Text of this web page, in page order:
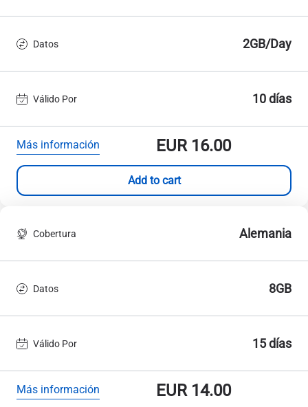
Datos 2GB/Day
Válido Por 10 días
Más información EUR16.00
Add to cart
Cobertura Alemania
Datos 8GB
Válido Por 15 días
Más información EUR14.00